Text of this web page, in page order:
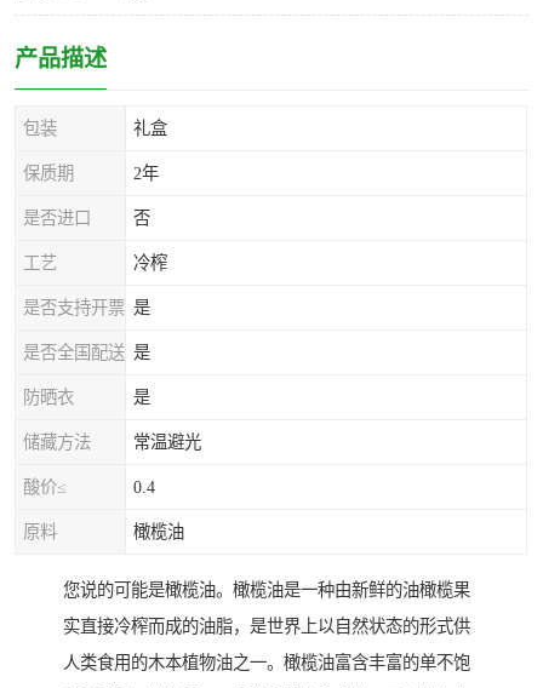
产品描述
包装 礼盒
保质期 2年
是否进口 否
工艺 冷榨
是否支持开票 是
是否全国配送 是
防晒衣 是
储藏方法 常温避光
酸价≤ 0.4
原料 橄榄油
您说的可能是橄榄油。橄榄油是一种由新鲜的油橄榄果
实直接冷榨而成的油脂，是世界上以自然状态的形式供
人类食用的木本植物油之一。橄榄油富含丰富的单不饱